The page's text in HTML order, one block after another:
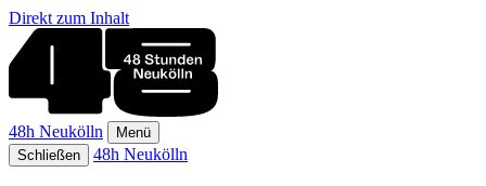
Direkt zum Inhalt
48h Neukölln
Menü
Schließen
48h Neukölln